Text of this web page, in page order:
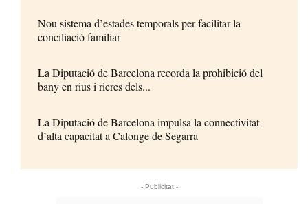
Nou sistema d’estades temporals per facilitar la
conciliació familiar
La Diputació de Barcelona recorda la prohibició del
bany en rius i rieres dels...
La Diputació de Barcelona impulsa la connectivitat
d’alta capacitat a Calonge de Segarra
- Publicitat -